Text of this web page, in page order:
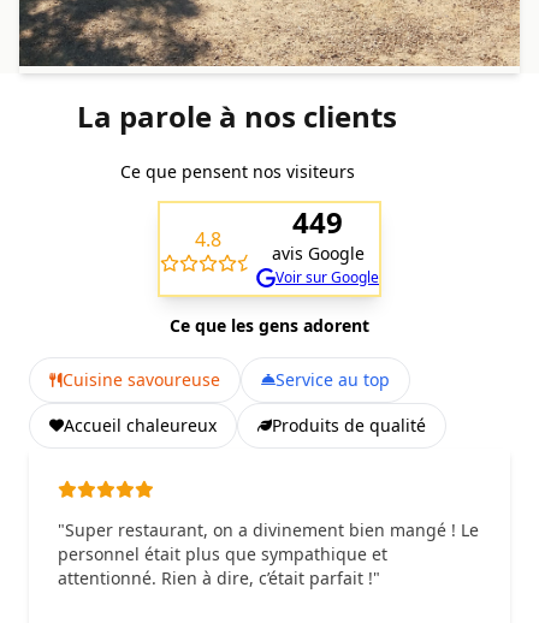
La parole à nos clients
Ce que pensent nos visiteurs
4.8 449
avis Google
Voir sur Google
Ce que les gens adorent
Cuisine savoureuse
Service au top
Accueil chaleureux
Produits de qualité
"Super restaurant, on a divinement bien mangé ! Le
personnel était plus que sympathique et
attentionné. Rien à dire, c’était parfait !"